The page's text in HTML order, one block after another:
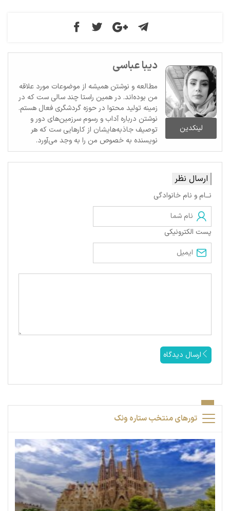
لینکدین
دیبا عباسی
مطالعه و نوشتن همیشه از موضوعات مورد علاقه
من بوده‌اند. در همین راستا چند سالی ست که در
زمینه تولید محتوا در حوزه گردشگری فعال هستم.
نوشتن درباره آداب و رسوم سرزمین‌های دور و
توصیف جاذبه‌هایشان از کارهایی ست که هر
نویسنده به خصوص من را به وجد می‌آورد.
ارسال نظر
نــام و نام خانوادگی
پست الکترونیکی
ارسال دیدگاه
تورهای منتخب ستاره ونک